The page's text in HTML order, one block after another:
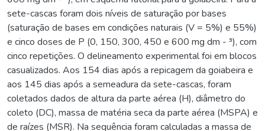
sete-cascas foram dois níveis de saturação por bases
(saturação de bases em condições naturais (V = 5%) e 55%)
e cinco doses de P (0, 150, 300, 450 e 600 mg dm - ³), com
cinco repetições. O delineamento experimental foi em blocos
casualizados. Aos 154 dias após a repicagem da goiabeira e
aos 145 dias após a semeadura da sete-cascas, foram
coletados dados de altura da parte aérea (H), diâmetro do
coleto (DC), massa de matéria seca da parte aérea (MSPA) e
de raízes (MSR). Na sequência foram calculadas a massa de